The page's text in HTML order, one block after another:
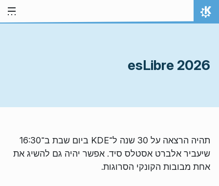
דילוג לתוכן
אתר הבית
esLibre 2026
תהיה הרצאה על 30 שנה ל־KDE ביום שבת ב־16:30
שיעביר אלברט אסטלס סיד. אפשר יהיה גם להשיג את
אחת מבובות הקונקי הסרוגות.